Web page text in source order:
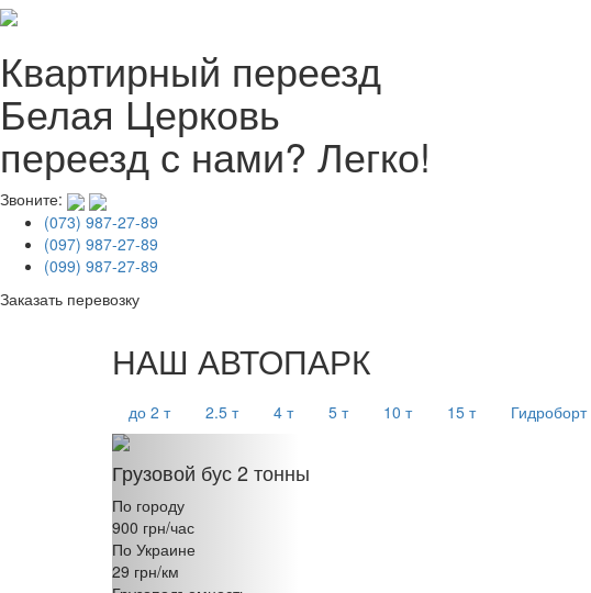
Квартирный переезд
Белая Церковь
переезд с нами? Легко!
Звоните:
(073) 987-27-89
(097) 987-27-89
(099) 987-27-89
Заказать перевозку
НАШ АВТОПАРК
до 2 т 2.5 т 4 т 5 т 10 т 15 т Гидроборт
Грузовой бус 2 тонны
По городу
900 грн/час
По Украине
29 грн/км